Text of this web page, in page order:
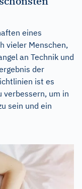
eines
vieler Menschen,
an Technik und
der
ist es
verbessern, um in
sein und ein